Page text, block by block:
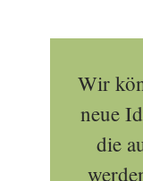
Wir
neue
die